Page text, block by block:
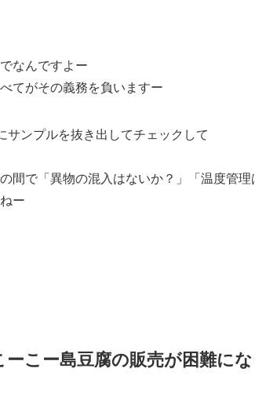
なんですよー
てがその義務を負いますー
ンプルを抜き出してチェックして
間で「異物の混入はないか？」「温度管
ー
こー島豆腐の販売が困難に